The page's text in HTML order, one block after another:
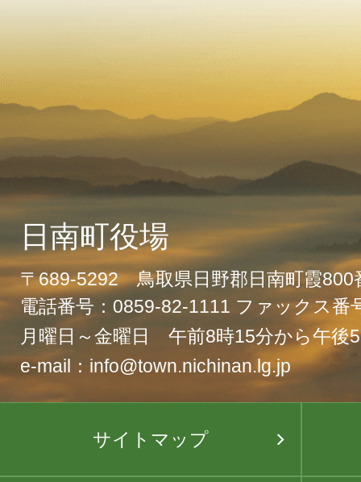
日南町役場
〒689-5292 鳥取県日野郡日南町霞800
電話番号：0859-82-1111 ファックス番
月曜日～金曜日 午前8時15分から午後
e-mail：info@town.nichinan.lg.jp
サイトマップ